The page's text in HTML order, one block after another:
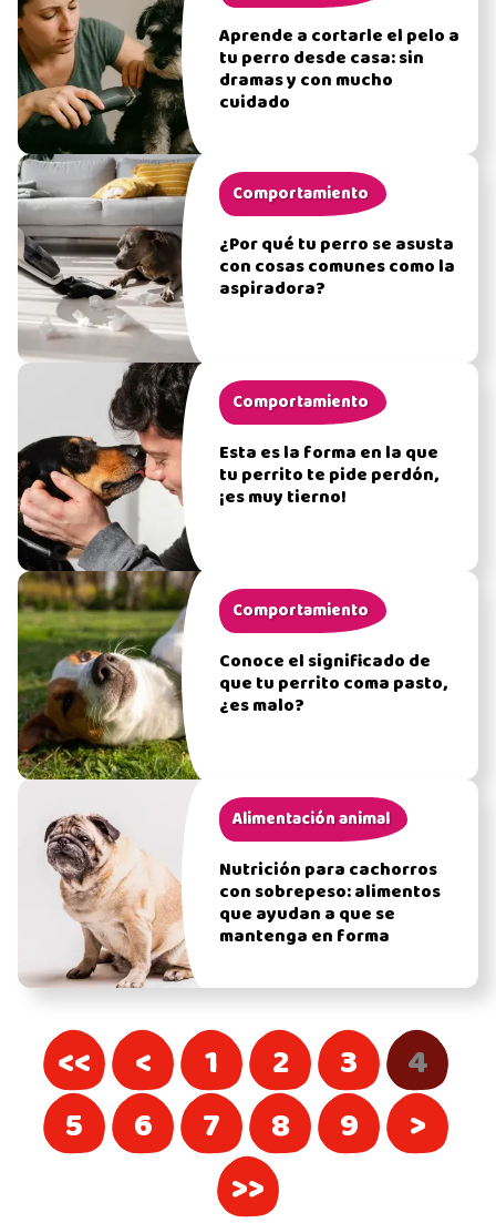
Aprende a cortarle el pelo a
tu perro desde casa: sin
dramas y con mucho
cuidado
Comportamiento
¿Por qué tu perro se asusta
con cosas comunes como la
aspiradora?
Comportamiento
Esta es la forma en la que
tu perrito te pide perdón,
¡es muy tierno!
Comportamiento
Conoce el significado de
que tu perrito coma pasto,
¿es malo?
Alimentación animal
Nutrición para cachorros
con sobrepeso: alimentos
que ayudan a que se
mantenga en forma
<< < 1 2 3
4
5
6 7 8 9
>
>>